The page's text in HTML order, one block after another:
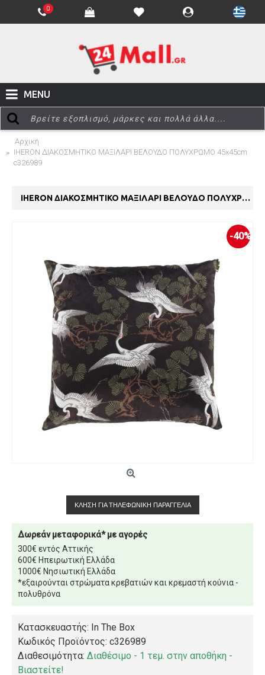
0
MENU
Αρχική
IHERON ΔΙΑΚΟΣΜΗΤΙΚΟ ΜΑΞΙΛΑΡΙ ΒΕΛΟΥΔΟ ΠΟΛΥΧΡΩΜΟ 45x45cm
c326989
IHERON ΔΙΑΚΟΣΜΗΤΙΚΟ ΜΑΞΙΛΑΡΙ ΒΕΛΟΥΔΟ ΠΟΛΥΧΡΩΜΟ 45x45cm c326989
-40%
ΚΛΉΣΗ ΓΙΑ ΤΗΛΕΦΩΝΙΚΉ ΠΑΡΑΓΓΕΛΊΑ
Δωρεάν μεταφορικά* με αγορές
300€ εντός Αττικής
600€ Ηπειρωτική Ελλάδα
1000€ Νησιωτική Ελλάδα
*εξαιρούνται στρώματα κρεβατιών και κρεμαστή κούνια -
πολυθρόνα
Κατασκευαστής: In The Box
Κωδικός Προϊόντος: c326989
Διαθεσιμότητα: Διαθέσιμο - 1 τεμ. στην αποθήκη -
Βιαστείτε!